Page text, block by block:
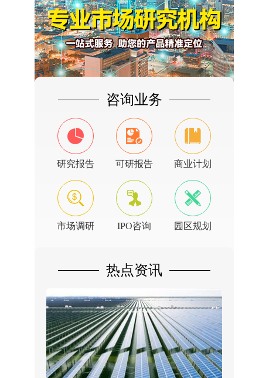
咨询业务
研究报告 可研报告 商业计划
市场调研 IPO咨询 园区规划
热点资讯